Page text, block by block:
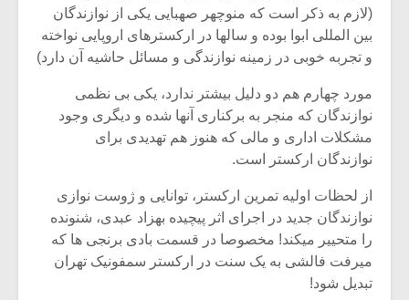
(لازم به ذکر است که منوچهر صهبایی یکی از نوازندگان
بین المللی ابوا بوده و سالها در ارکسترهای اروپایی نواخته
و تجربه خوبی در زمینه نوازندگی و مسائل حاشیه آن دارد)
مورد چهارم هم دو دلیل بیشتر ندارد، یکی بی نظمی
نوازندگان که منجر به برکناری آنها شده و دیگری وجود
مشکلات اداری و مالی که هنوز هم تهدیدی برای
نوازندگان ارکستر است.
از لحظات اولیه تمرین ارکستر، توانایی و ژوست نوازی
نوازندگان جدید در اجرای اثر پیچیده بهزاد عبدی، شنونده
را متحییر میکند! مخصوصا در قسمت بادی برنجی ها که
میرفت فالشی به یک سنت در ارکستر سمفونیک تهران
تبدیل شود!